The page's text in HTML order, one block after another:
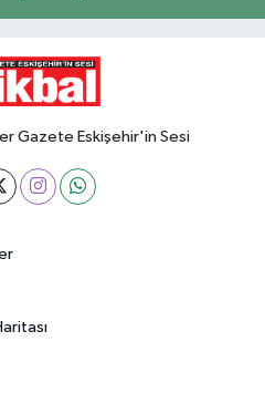
Gazete Eskişehir'in Sesi